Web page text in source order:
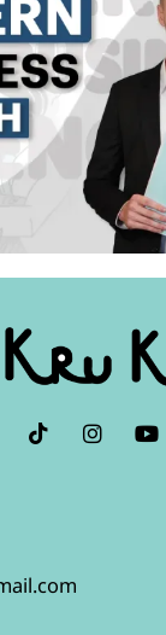
I
c
t
I
n
Y
o